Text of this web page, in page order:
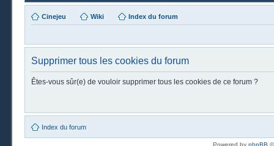
Cinejeu Wiki Index du forum
Supprimer tous les cookies du forum
Êtes-vous sûr(e) de vouloir supprimer tous les cookies de ce forum ?
Index du forum
Powered by phpBB